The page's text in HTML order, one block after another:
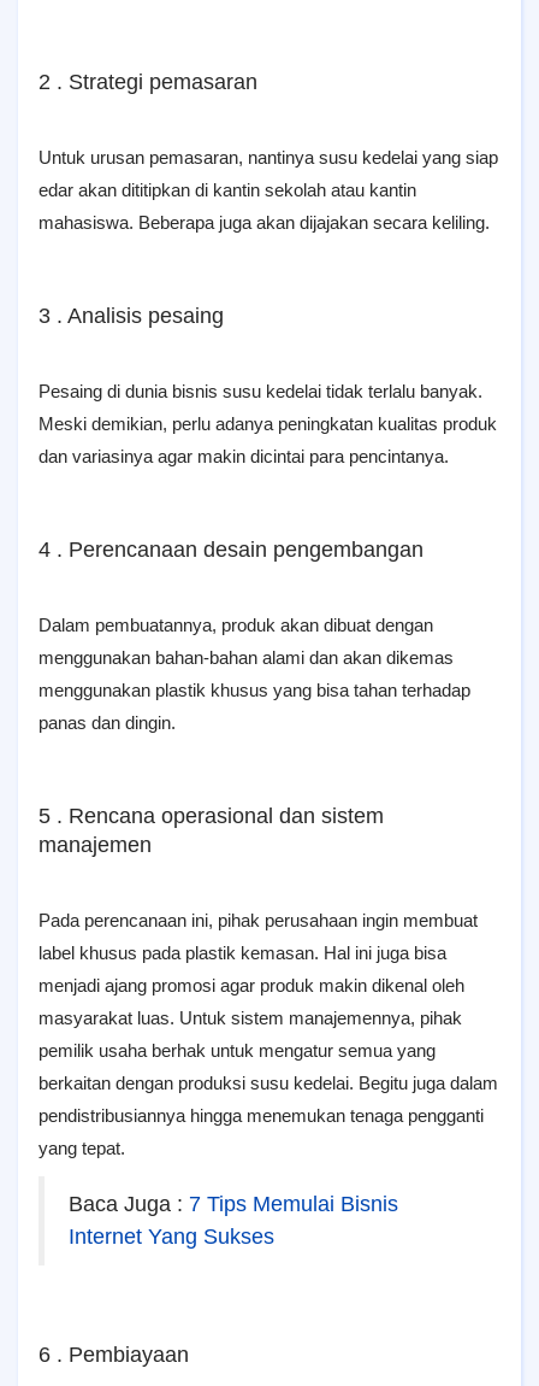
2 . Strategi pemasaran
Untuk urusan pemasaran, nantinya susu kedelai yang siap
edar akan dititipkan di kantin sekolah atau kantin
mahasiswa. Beberapa juga akan dijajakan secara keliling.
3 . Analisis pesaing
Pesaing di dunia bisnis susu kedelai tidak terlalu banyak.
Meski demikian, perlu adanya peningkatan kualitas produk
dan variasinya agar makin dicintai para pencintanya.
4 . Perencanaan desain pengembangan
Dalam pembuatannya, produk akan dibuat dengan
menggunakan bahan-bahan alami dan akan dikemas
menggunakan plastik khusus yang bisa tahan terhadap
panas dan dingin.
5 . Rencana operasional dan sistem
manajemen
Pada perencanaan ini, pihak perusahaan ingin membuat
label khusus pada plastik kemasan. Hal ini juga bisa
menjadi ajang promosi agar produk makin dikenal oleh
masyarakat luas. Untuk sistem manajemennya, pihak
pemilik usaha berhak untuk mengatur semua yang
berkaitan dengan produksi susu kedelai. Begitu juga dalam
pendistribusiannya hingga menemukan tenaga pengganti
yang tepat.
Baca Juga : 7 Tips Memulai Bisnis
Internet Yang Sukses
6 . Pembiayaan